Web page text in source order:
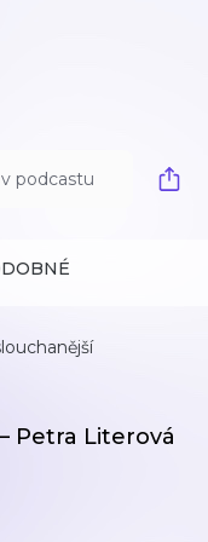
Petra Literová